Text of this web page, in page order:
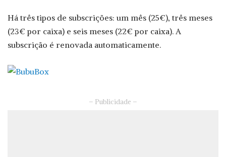
Há três tipos de subscrições: um mês (25€), três meses
(23€ por caixa) e seis meses (22€ por caixa). A
subscrição é renovada automaticamente.
– Publicidade –